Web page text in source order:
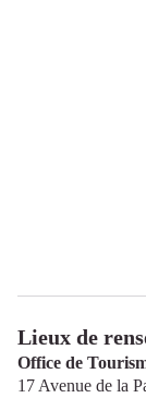
Lieux de
Office de
17 Avenue de la